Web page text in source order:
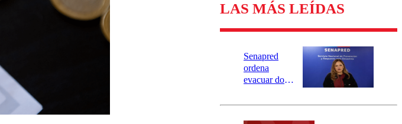
LAS MÁS LEÍDAS
Senapred
ordena
evacuar dos
Carahue por